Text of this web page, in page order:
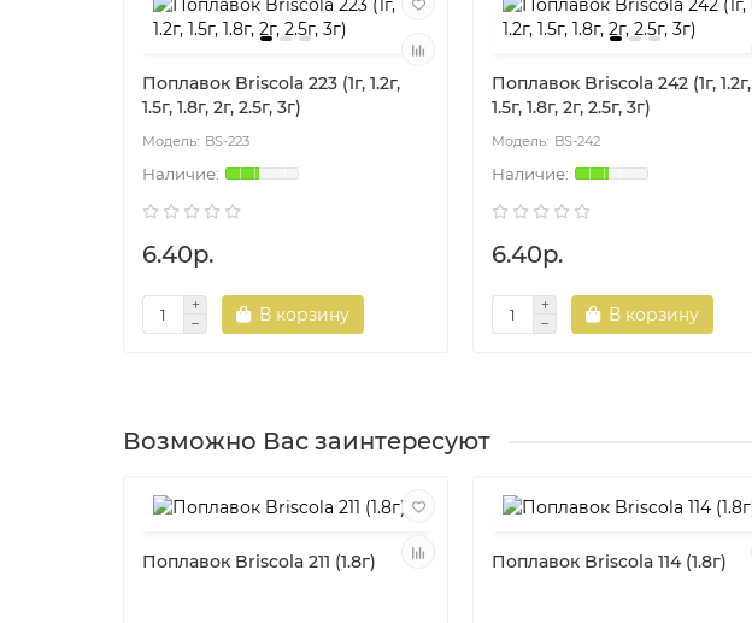
Поплавок Briscola 223 (1г, 1.2г,
1.5г, 1.8г, 2г, 2.5г, 3г)
BS-223
6.40р.
В корзину
Поплавок Briscola 242 (1г, 1.2г,
1.5г, 1.8г, 2г, 2.5г, 3г)
BS-242
6.40р.
В корзину
Возможно Вас заинтересуют
Поплавок Briscola 211 (1.8г) Поплавок Briscola 114 (1.8г)